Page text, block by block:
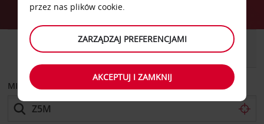
SAMOCHÓD
SAMOCHÓD
DOSTAWCZY
MIEJSCE ODBIORU
przez nas plików cookie.
ZARZĄDZAJ PREFERENCJAMI
AKCEPTUJ I ZAMKNIJ